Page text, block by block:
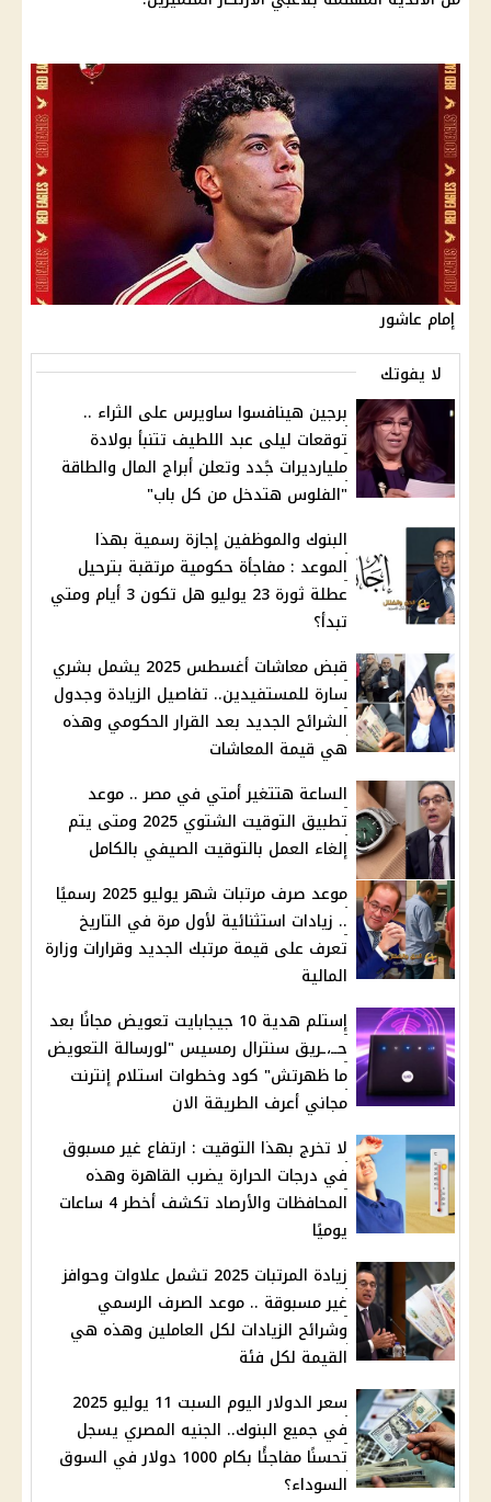
إمام عاشور
لا يفوتك
برجين هينافسوا ساويرس على الثراء ..
توقعات ليلى عبد اللطيف تتنبأ بولادة
مليارديرات جًدد وتعلن أبراج المال والطاقة
"الفلوس هتدخل من كل باب"
البنوك والموظفين إجازة رسمية بهذا
الموعد : مفاجأة حكومية مرتقبة بترحيل
عطلة ثورة 23 يوليو هل تكون 3 أيام ومتي
تبدأ؟
قبض معاشات أغسطس 2025 يشمل بشري
سارة للمستفيدين.. تفاصيل الزيادة وجدول
الشرائح الجديد بعد القرار الحكومي وهذه
هي قيمة المعاشات
الساعة هتتغير أمتي في مصر .. موعد
تطبيق التوقيت الشتوي 2025 ومتى يتم
إلغاء العمل بالتوقيت الصيفي بالكامل
موعد صرف مرتبات شهر يوليو 2025 رسميًا
.. زيادات استثنائية لأول مرة في التاريخ
تعرف على قيمة مرتبك الجديد وقرارات وزارة
المالية
إستلم هدية 10 جيجابايت تعويض مجانًا بعد
حــ،ـريق سنترال رمسيس "لورسالة التعويض
ما ظهرتش" كود وخطوات استلام إنترنت
مجاني أعرف الطريقة الان
لا تخرج بهذا التوقيت : ارتفاع غير مسبوق
في درجات الحرارة يضرب القاهرة وهذه
المحافظات والأرصاد تكشف أخطر 4 ساعات
يوميًا
زيادة المرتبات 2025 تشمل علاوات وحوافز
غير مسبوقة .. موعد الصرف الرسمي
وشرائح الزيادات لكل العاملين وهذه هي
القيمة لكل فئة
سعر الدولار اليوم السبت 11 يوليو 2025
في جميع البنوك.. الجنيه المصري يسجل
تحسنًا مفاجئًا بكام 1000 دوﻻر في السوق
السوداء؟